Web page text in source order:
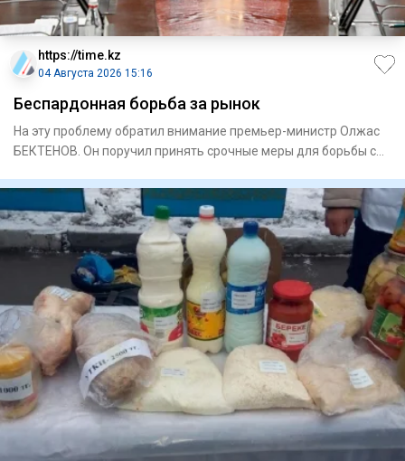
https://time.kz
04 Августа 2026 15:16
Беспардонная борьба за рынок
На эту проблему обратил внимание премьер-министр Олжас
БЕКТЕНОВ. Он поручил принять срочные меры для борьбы с